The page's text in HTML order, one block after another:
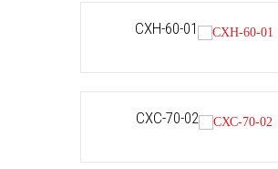
СХН-60-01
СХС-70-02